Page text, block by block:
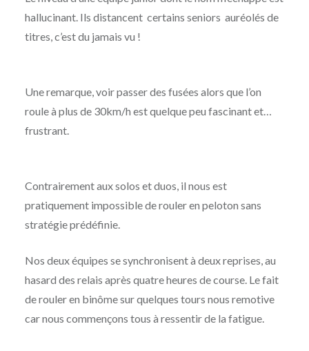
hallucinant. Ils distancent certains seniors auréolés de
titres, c’est du jamais vu !
Une remarque, voir passer des fusées alors que l’on
roule à plus de 30km/h est quelque peu fascinant et…
frustrant.
Contrairement aux solos et duos, il nous est
pratiquement impossible de rouler en peloton sans
stratégie prédéfinie.
Nos deux équipes se synchronisent à deux reprises, au
hasard des relais après quatre heures de course. Le fait
de rouler en binôme sur quelques tours nous remotive
car nous commençons tous à ressentir de la fatigue.